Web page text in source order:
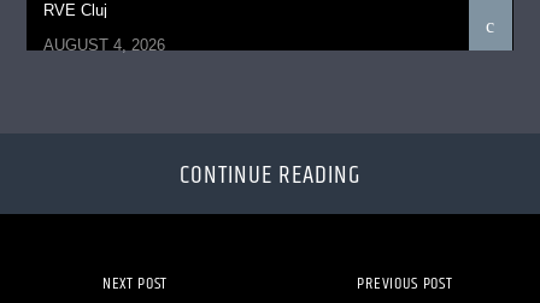
RVE Cluj
AUGUST 4, 2026
CONTINUE READING
NEXT POST PREVIOUS POST